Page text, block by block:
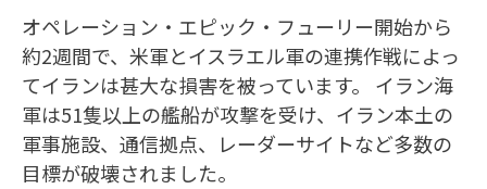
オペレーション・エピック・フューリー開始から
約2週間で、米軍とイスラエル軍の連携作戦によっ
てイランは甚大な損害を被っています。 イラン海
軍は51隻以上の艦船が攻撃を受け、イラン本土の
軍事施設、通信拠点、レーダーサイトなど多数の
目標が破壊されました。